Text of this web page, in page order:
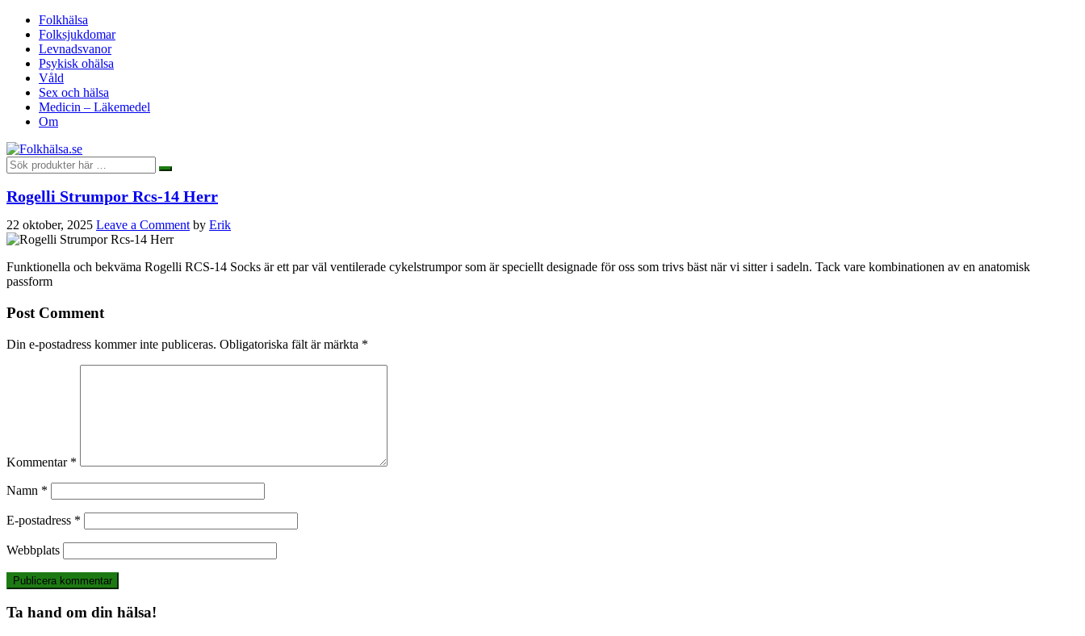
Folkhälsa
Folksjukdomar
Levnadsvanor
Psykisk ohälsa
Våld
Sex och hälsa
Medicin – Läkemedel
Om
Rogelli Strumpor Rcs-14 Herr
22 oktober, 2025 Leave a Comment by Erik
Funktionella och bekväma Rogelli RCS-14 Socks är ett par väl ventilerade cykelstrumpor som är speciellt designade för oss som trivs bäst när vi sitter i sadeln. Tack vare kombinationen av en anatomisk
passform
Post Comment
Din e-postadress kommer inte publiceras. Obligatoriska fält är märkta *
Kommentar *
Namn *
E-postadress *
Webbplats
Ta hand om din hälsa!